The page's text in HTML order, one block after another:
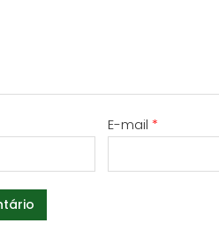
E-mail *